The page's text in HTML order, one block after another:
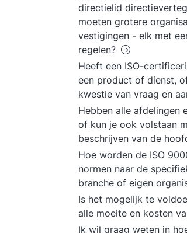
directielid
moeten grotere
vestigingen - elk met
regelen?
Heeft een ISO-
een product of dienst,
kwestie van vraag en
Hebben alle afdelingen
of kun je ook volstaan
beschrijven van de
Hoe worden de ISO
normen naar de
branche of eigen
Is het mogelijk te
alle moeite en kosten
Ik wil graag weten in